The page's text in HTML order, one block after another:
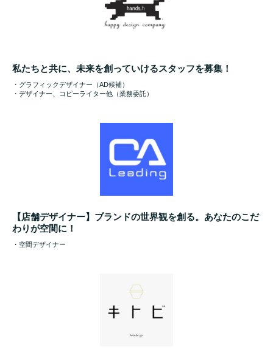
私たちと共に、未来を創っていけるスタッフを募集！
・グラフィックデザイナー（AD候補）
・デザイナー、コピーライター他（業務委託）
【店舗デザイナー】ブランドの世界観を創る。あなたのこだ
わりが空間に！
・空間デザイナー